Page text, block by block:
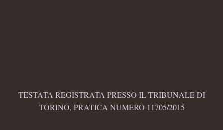
TESTATA REGISTRATA PRESSO IL TRIBUNALE DI
TORINO, PRATICA NUMERO 11705/2015